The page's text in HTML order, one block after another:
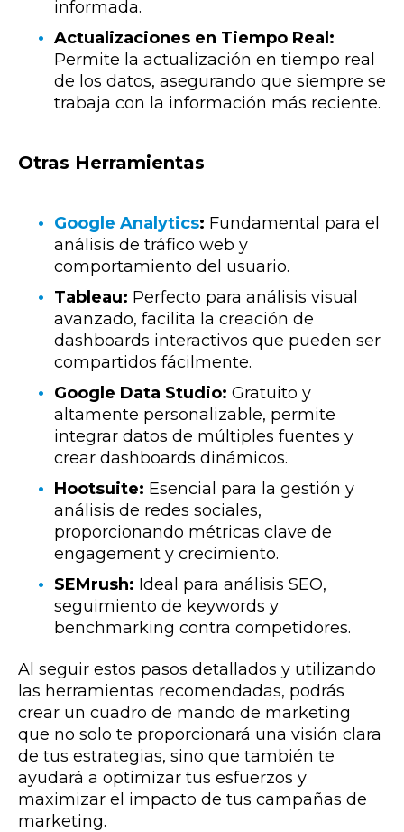
informada.
Actualizaciones en Tiempo Real:
Permite la actualización en tiempo real
de los datos, asegurando que siempre se
trabaja con la información más reciente.
Otras Herramientas
Google Analytics: Fundamental para el
análisis de tráfico web y
comportamiento del usuario.
Tableau: Perfecto para análisis visual
avanzado, facilita la creación de
dashboards interactivos que pueden ser
compartidos fácilmente.
Google Data Studio: Gratuito y
altamente personalizable, permite
integrar datos de múltiples fuentes y
crear dashboards dinámicos.
Hootsuite: Esencial para la gestión y
análisis de redes sociales,
proporcionando métricas clave de
engagement y crecimiento.
SEMrush: Ideal para análisis SEO,
seguimiento de keywords y
benchmarking contra competidores.
Al seguir estos pasos detallados y utilizando
las herramientas recomendadas, podrás
crear un cuadro de mando de marketing
que no solo te proporcionará una visión clara
de tus estrategias, sino que también te
ayudará a optimizar tus esfuerzos y
maximizar el impacto de tus campañas de
marketing.